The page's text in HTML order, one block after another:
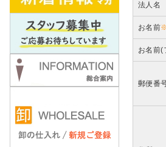
法人名
お名前
お名前(
郵便番